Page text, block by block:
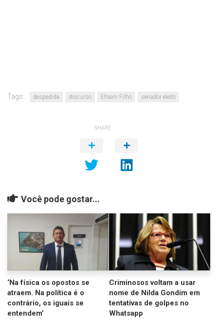
Tags: despedida discurso Efraim Filho senador eleito
SHARE
Você pode gostar...
‘Na física os opostos se
atraem. Na política é o
contrário, os iguais se
entendem’
Criminosos voltam a usar
nome de Nilda Gondim em
tentativas de golpes no
Whatsapp